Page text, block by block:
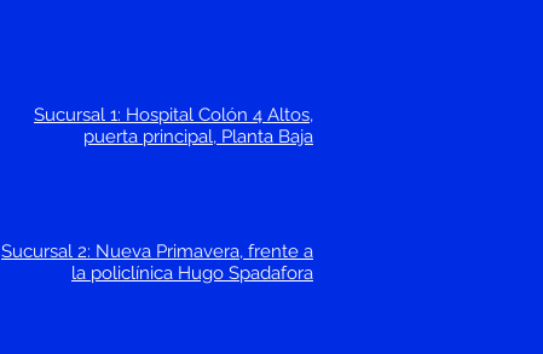
Sucursal 1: Hospital Colón 4 Altos,
puerta principal, Planta Baja
Sucursal 2: Nueva Primavera, frente a
la policlínica Hugo Spadafora